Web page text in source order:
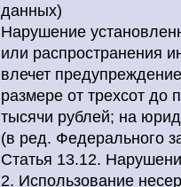
данных)
Нарушение
или распространения
влечет
размере от трехсот до
тысячи рублей; на
(в ред. Федерального
Статья 13.12.
2. Использование